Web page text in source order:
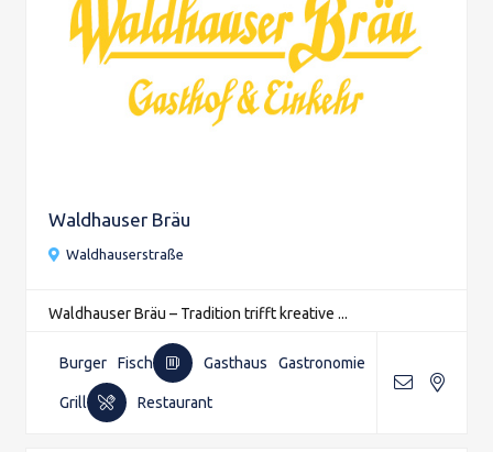
Waldhauser Bräu
Waldhauserstraße
Waldhauser Bräu – Tradition trifft kreative ...
Burger Fisch Gasthaus Gastronomie
Grill Restaurant